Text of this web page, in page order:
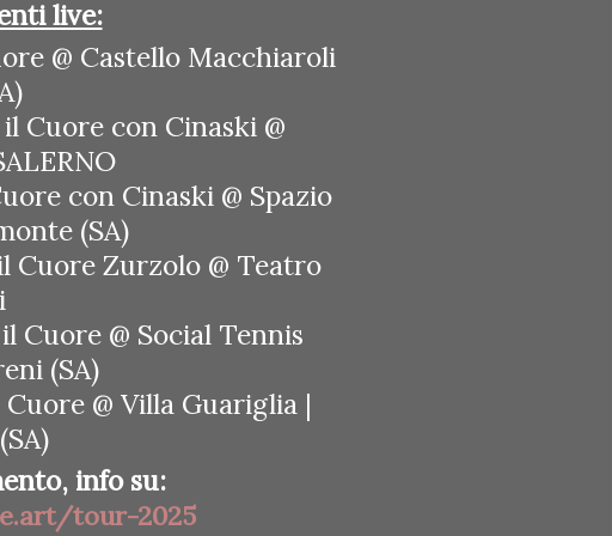
live:
@ Castello Macchiaroli
Cuore con Cinaski @
con Cinaski @ Spazio
(SA)
Zurzolo @ Teatro
Cuore @ Social Tennis
(SA)
@ Villa Guariglia |
info su:
tour-2025